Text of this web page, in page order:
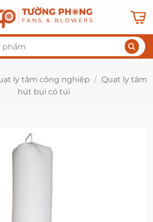
ly tâm công nghiệp / Quạt ly tâm
hút bụi có túi